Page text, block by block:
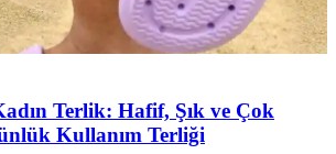
Terlik: Hafif, Şık ve Çok
Kullanım Terliği